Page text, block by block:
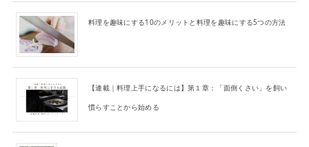
料理を趣味にする10のメリットと料理を趣味にする5つの方法
【連載｜料理上手になるには】第１章：「面倒くさい」を飼い
慣らすことから始める